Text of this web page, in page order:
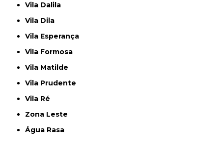
Vila Dalila
Vila Dila
Vila Esperança
Vila Formosa
Vila Matilde
Vila Prudente
Vila Ré
Zona Leste
Água Rasa